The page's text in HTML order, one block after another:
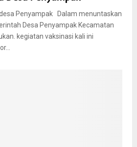
Penyampak Dalam menuntaskan
Desa Penyampak Kecamatan
kegiatan vaksinasi kali ini